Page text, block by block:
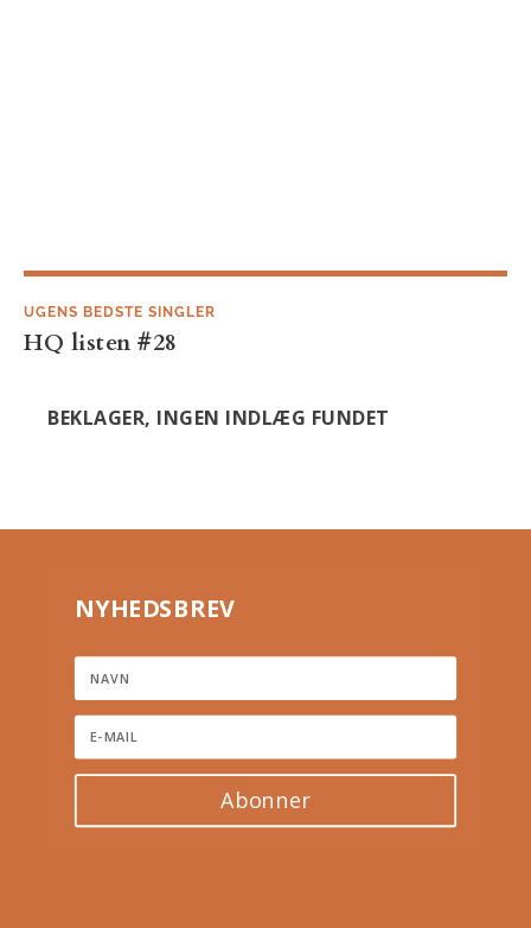
UGENS BEDSTE SINGLER
HQ listen #28
BEKLAGER, INGEN INDLÆG FUNDET
NYHEDSBREV
Abonner